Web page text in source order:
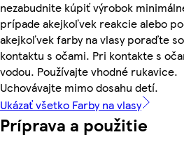
nezabudnite kúpiť výrobok
prípade akejkoľvek reakcie alebo
akejkoľvek farby na vlasy poraďte
kontaktu s očami. Pri kontakte s
vodou. Používajte vhodné rukavice.
Uchovávajte mimo dosahu detí.
Ukázať všetko Farby na vlasy
Príprava a použitie